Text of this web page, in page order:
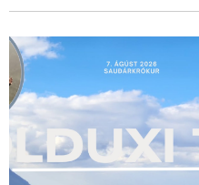
Dagbjörtu Sísí Einarsdóttur,